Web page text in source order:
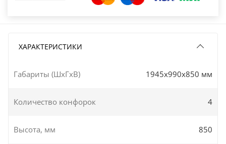
ХАРАКТЕРИСТИКИ
Габариты (ШxГxВ) 1945x990x850 мм
Количество конфорок 4
Высота, мм 850